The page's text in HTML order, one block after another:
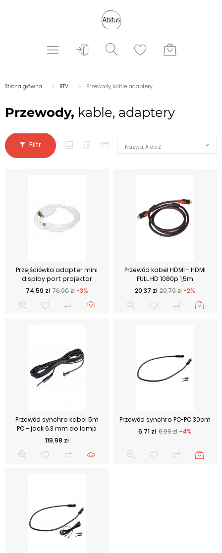
Strona główna RTV Przewody, kable, adaptery
Przewody, kable, adaptery
Filtr Nazwa, A do Z
Przejściówka adapter mini
display port projektor
Cena podstawowa
76,90 zł -3%
Cena
74,59 zł
Przewód kabel HDMI - HDMI
FULL HD 1080p 1,5m
Cena podstawowa
20,79 zł -2%
Cena
20,37 zł
Przewód synchro kabel 5m
PC – jack 6.3 mm do lamp
Cena
119,98 zł
Przewód synchro PC-PC 30cm
Cena podstawowa
6,99 zł -4%
Cena
6,71 zł